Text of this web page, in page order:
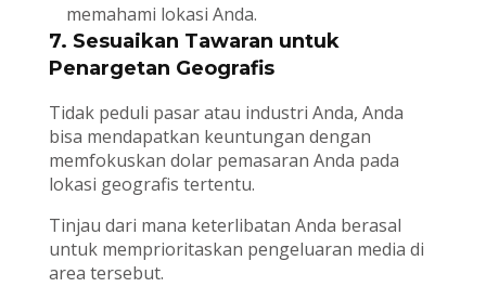
memahami lokasi Anda.
7. Sesuaikan Tawaran untuk
Penargetan Geografis
Tidak peduli pasar atau industri Anda, Anda
bisa mendapatkan keuntungan dengan
memfokuskan dolar pemasaran Anda pada
lokasi geografis tertentu.
Tinjau dari mana keterlibatan Anda berasal
untuk memprioritaskan pengeluaran media di
area tersebut.